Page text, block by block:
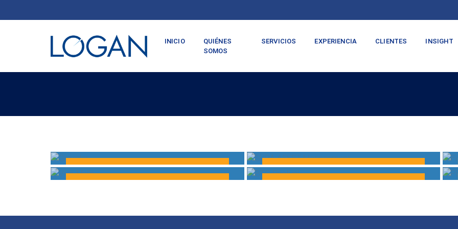
INICIO
QUIÉNES
SOMOS
SERVICIOS EXPERIENCIA CLIENTES INSIGHT
Viva Malls BTG Pactual